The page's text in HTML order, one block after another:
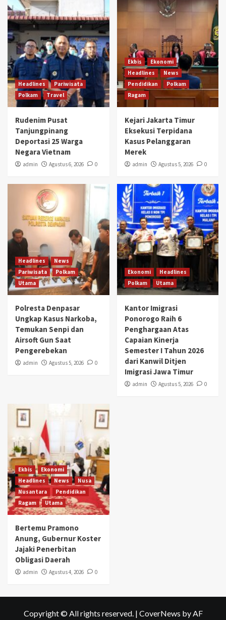
Headlines
Pariwisata
Polkam
Travel
Rudenim Pusat
Tanjungpinang
Deportasi 25 Warga
Negara Vietnam
admin Agustus 6, 2026 0
Ekbis
Ekonomi
Headlines
News
Pendidikan
Polkam
Ragam
Kejari Jakarta Timur
Eksekusi Terpidana
Kasus Pelanggaran
Merek
admin Agustus 5, 2026 0
Headlines
News
Pariwisata
Polkam
Utama
Polresta Denpasar
Ungkap Kasus Narkoba,
Temukan Senpi dan
Airsoft Gun Saat
Pengerebekan
admin Agustus 5, 2026 0
Ekonomi
Headlines
Polkam
Utama
Kantor Imigrasi
Ponorogo Raih 6
Penghargaan Atas
Capaian Kinerja
Semester I Tahun 2026
dari Kanwil Ditjen
Imigrasi Jawa Timur
admin Agustus 5, 2026 0
Ekbis
Ekonomi
Headlines
News
Nusa
Nusantara
Pendidikan
Ragam
Utama
Bertemu Pramono
Anung, Gubernur Koster
Jajaki Penerbitan
Obligasi Daerah
admin Agustus 4, 2026 0
Copyright © All rights reserved. | CoverNews by AF